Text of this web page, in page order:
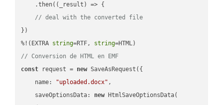
    .then(
( _result ) => {
// deal with the converted file
})
%!(EXTRA string=RTF, string
// Conversion de HTML en EMF
const request = new SaveAsRequest({
name: "uploaded.docx" ,
saveOptionsData: new HtmlSaveOptionsData(